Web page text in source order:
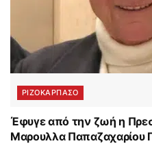
ΡΙΖΟΚΑΡΠΑΣΟ
Έφυγε από την ζωή η
Μαρουλλα Παπαζαχαρίου